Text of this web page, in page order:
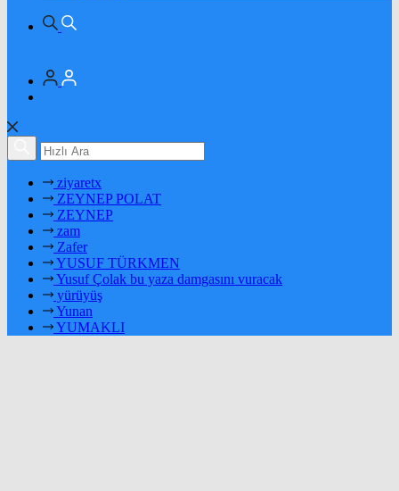
ziyaretx
ZEYNEP POLAT
ZEYNEP
zam
Zafer
YUSUF TÜRKMEN
Yusuf Çolak bu yaza damgasını vuracak
yürüyüş
Yunan
YUMAKLI